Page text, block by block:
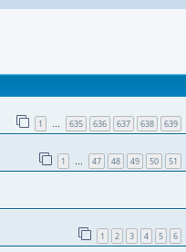
1 … 635 636 637 638 639
1 … 47 48 49 50 51
1 2 3 4 5 6